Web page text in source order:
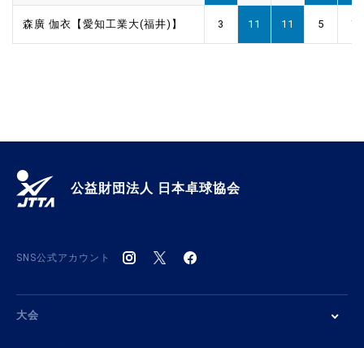
森廣 伽衣【愛知工業大(福井)】 3 11 11 5 7
公益財団法人 日本卓球協会
SNS公式アカウント
大会